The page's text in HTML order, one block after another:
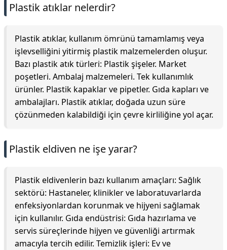
Plastik atıklar nelerdir?
Plastik atıklar, kullanım ömrünü tamamlamış veya
işlevselliğini yitirmiş plastik malzemelerden oluşur.
Bazı plastik atık türleri: Plastik şişeler. Market
poşetleri. Ambalaj malzemeleri. Tek kullanımlık
ürünler. Plastik kapaklar ve pipetler. Gıda kapları ve
ambalajları. Plastik atıklar, doğada uzun süre
çözünmeden kalabildiği için çevre kirliliğine yol açar.
Plastik eldiven ne işe yarar?
Plastik eldivenlerin bazı kullanım amaçları: Sağlık
sektörü: Hastaneler, klinikler ve laboratuvarlarda
enfeksiyonlardan korunmak ve hijyeni sağlamak
için kullanılır. Gıda endüstrisi: Gıda hazırlama ve
servis süreçlerinde hijyen ve güvenliği artırmak
amacıyla tercih edilir. Temizlik işleri: Ev ve